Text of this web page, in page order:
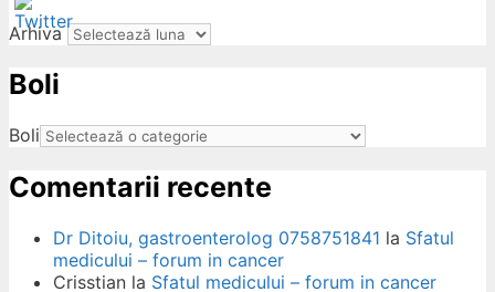
Arhiva
Boli
Boli
Comentarii recente
Dr Ditoiu, gastroenterolog 0758751841 la Sfatul
medicului – forum in cancer
Crisstian la Sfatul medicului – forum in cancer